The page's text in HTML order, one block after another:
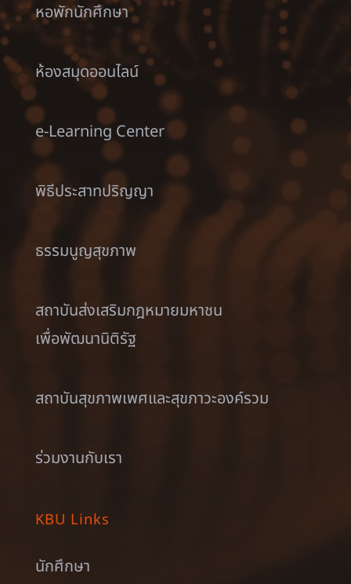
หอพักนักศึกษา
ห้องสมุดออนไลน์
e-Learning Center
พิธีประสาทปริญญา
ธรรมนูญสุขภาพ
สถาบันส่งเสริมกฎหมายมหาชน
เพื่อพัฒนานิติรัฐ
สถาบันสุขภาพเพศและสุขภาวะองค์รวม
ร่วมงานกับเรา
KBU Links
นักศึกษา